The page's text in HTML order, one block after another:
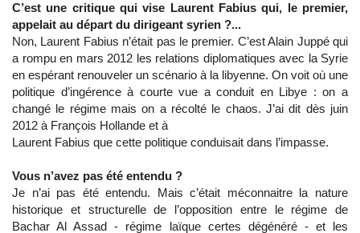
C’est une critique qui vise Laurent Fabius qui, le premier,
appelait au départ du dirigeant syrien ?...
Non, Laurent Fabius n’était pas le premier. C’est Alain Juppé qui
a rompu en mars 2012 les relations diplomatiques avec la Syrie
en espérant renouveler un scénario à la libyenne. On voit où une
politique d’ingérence à courte vue a conduit en Libye : on a
changé le régime mais on a récolté le chaos. J’ai dit dès juin
2012 à François Hollande et à
Laurent Fabius que cette politique conduisait dans l’impasse.
Vous n’avez pas été entendu ?
Je n’ai pas été entendu. Mais c’était méconnaitre la nature
historique et structurelle de l’opposition entre le régime de
Bachar Al Assad - régime laïque certes dégénéré - et les